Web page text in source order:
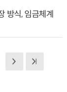
방식, 임금체계